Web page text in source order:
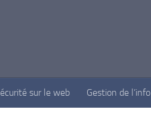
sur le web Gestion de l’info